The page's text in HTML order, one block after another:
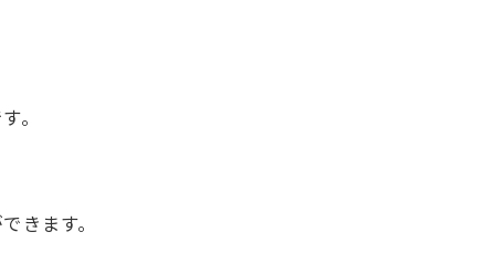
。
きます。